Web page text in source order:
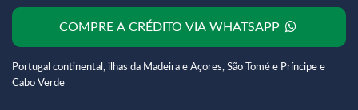
COMPRE A CRÉDITO VIA WHATSAPP
Portugal continental, ilhas da Madeira e Açores, São Tomé e Príncipe e
Cabo Verde